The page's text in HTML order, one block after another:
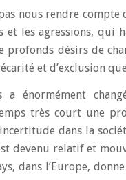
nous rendre
et les agressions,
désirs de
et d’exclusion
énormément
très court une
dans la
devenu relatif et
dans l’Europe,